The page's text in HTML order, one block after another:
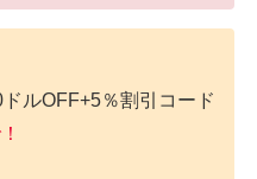
ドルOFF+5％割引コード